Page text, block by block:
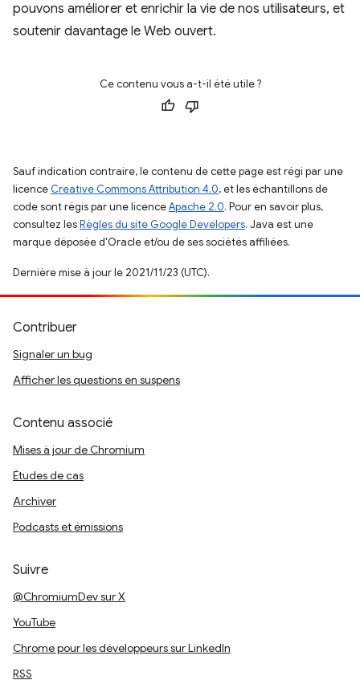
pouvons améliorer et enrichir la vie de nos utilisateurs, et
soutenir davantage le Web ouvert.
Ce contenu vous a-t-il été utile ?
Sauf indication contraire, le contenu de cette page est régi par une
licence Creative Commons Attribution 4.0, et les échantillons de
code sont régis par une licenceApache 2.0. Pour en savoir plus,
consultez lesRègles du site Google Developers. Java est une
marque déposée d'Oracle et/ou de ses sociétés affiliées.
Dernière mise à jour le 2021/11/23 (UTC).
Contribuer
Signaler un bug
Afficher les questions en suspens
Contenu associé
Mises à jour de Chromium
Études de cas
Archiver
Podcasts et émissions
Suivre
@ChromiumDev sur X
YouTube
Chrome pour les développeurs sur LinkedIn
RSS